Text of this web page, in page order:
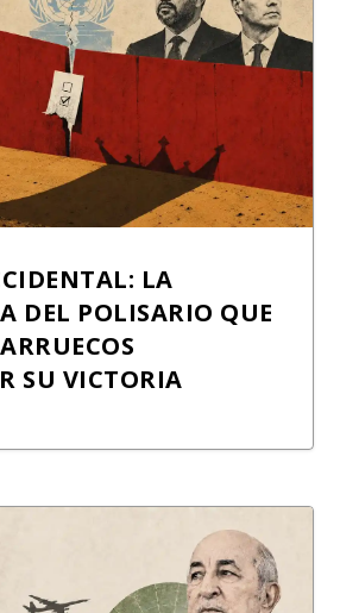
LA
DEL POLISARIO QUE
SU VICTORIA